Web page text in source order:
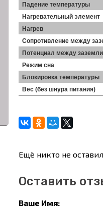
Падение температуры
Нагревательный элемент
Нагрев
Сопротивление между
Потенциал между
Режим сна
Блокировка температуры
Вес (без шнура питания)
Ещё никто не
Оставить
Ваше Имя: